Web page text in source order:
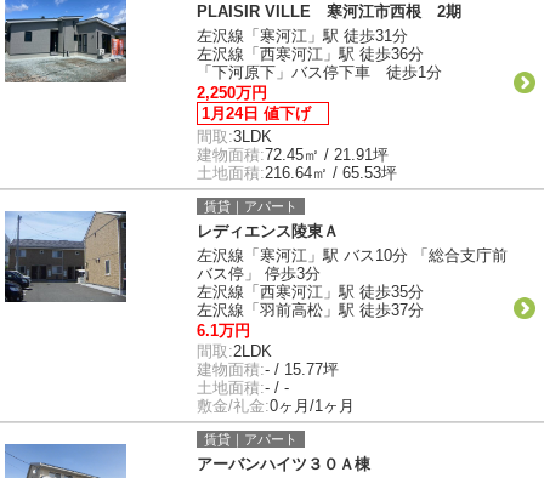
PLAISIR VILLE 寒河江市西根 2期
左沢線「寒河江」駅 徒歩31分
左沢線「西寒河江」駅 徒歩36分
「下河原下」バス停下車 徒歩1分
2,250万円
1月24日 値下げ
間取:3LDK
建物面積:72.45㎡ / 21.91坪
土地面積:216.64㎡ / 65.53坪
賃貸｜アパート
レディエンス陵東Ａ
左沢線「寒河江」駅 バス10分 「総合支庁前
バス停」 停歩3分
左沢線「西寒河江」駅 徒歩35分
左沢線「羽前高松」駅 徒歩37分
6.1万円
間取:2LDK
建物面積:- / 15.77坪
土地面積:- / -
敷金/礼金:0ヶ月/1ヶ月
賃貸｜アパート
アーバンハイツ３０Ａ棟